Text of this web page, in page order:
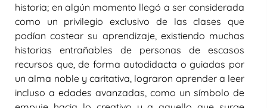
historia; en algún momento llegó a ser considerada
como un privilegio exclusivo de las clases que
podían costear su aprendizaje, existiendo muchas
historias entrañables de personas de escasos
recursos que, de forma autodidacta o guiadas por
un alma noble y caritativa, lograron aprender a leer
incluso a edades avanzadas, como un símbolo de